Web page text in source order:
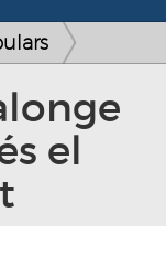
el